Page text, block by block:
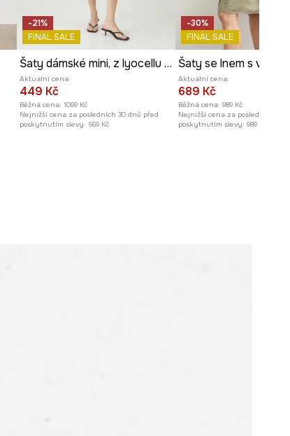
Modelka na fotografii je vysoká
177 cm a má na sebe velikost S
Prohlédněte si rozměry
produktu
-21%
FINAL SALE
Šaty dámské mini, z lyocellu zelená barva
Aktuální cena:
449 Kč
Běžná cena: 1099 Kč
Nejnižší cena za posledních 30 dnů před
poskytnutím slevy: 569 Kč
-30%
FINAL SALE
Šaty se lnem s
Aktuální cena:
689 Kč
Běžná cena: 989 Kč
Nejnižší cena za posledních 30
poskytnutím slevy: 989 Kč